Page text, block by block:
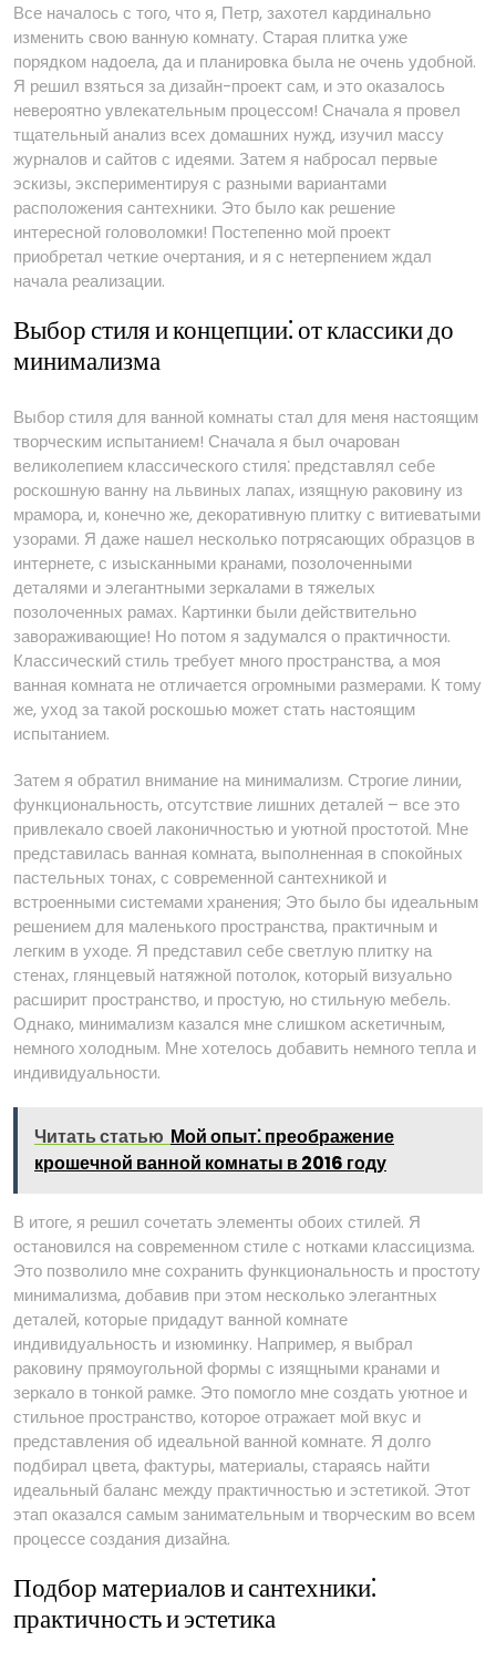
Все началось с того, что я, Петр, захотел кардинально
изменить свою ванную комнату. Старая плитка уже
порядком надоела, да и планировка была не очень удобной.
Я решил взяться за дизайн-проект сам, и это оказалось
невероятно увлекательным процессом! Сначала я провел
тщательный анализ всех домашних нужд, изучил массу
журналов и сайтов с идеями. Затем я набросал первые
эскизы, экспериментируя с разными вариантами
расположения сантехники. Это было как решение
интересной головоломки! Постепенно мой проект
приобретал четкие очертания, и я с нетерпением ждал
начала реализации.
Выбор стиля и концепции⁚ от классики до
минимализма
Выбор стиля для ванной комнаты стал для меня настоящим
творческим испытанием! Сначала я был очарован
великолепием классического стиля⁚ представлял себе
роскошную ванну на львиных лапах, изящную раковину из
мрамора, и, конечно же, декоративную плитку с витиеватыми
узорами. Я даже нашел несколько потрясающих образцов в
интернете, с изысканными кранами, позолоченными
деталями и элегантными зеркалами в тяжелых
позолоченных рамах. Картинки были действительно
завораживающие! Но потом я задумался о практичности.
Классический стиль требует много пространства, а моя
ванная комната не отличается огромными размерами. К тому
же, уход за такой роскошью может стать настоящим
испытанием.
Затем я обратил внимание на минимализм. Строгие линии,
функциональность, отсутствие лишних деталей – все это
привлекало своей лаконичностью и уютной простотой. Мне
представилась ванная комната, выполненная в спокойных
пастельных тонах, с современной сантехникой и
встроенными системами хранения; Это было бы идеальным
решением для маленького пространства, практичным и
легким в уходе. Я представил себе светлую плитку на
стенах, глянцевый натяжной потолок, который визуально
расширит пространство, и простую, но стильную мебель.
Однако, минимализм казался мне слишком аскетичным,
немного холодным. Мне хотелось добавить немного тепла и
индивидуальности.
Читать статью Мой опыт⁚ преображение
крошечной ванной комнаты в 2016 году
В итоге, я решил сочетать элементы обоих стилей. Я
остановился на современном стиле с нотками классицизма.
Это позволило мне сохранить функциональность и простоту
минимализма, добавив при этом несколько элегантных
деталей, которые придадут ванной комнате
индивидуальность и изюминку. Например, я выбрал
раковину прямоугольной формы с изящными кранами и
зеркало в тонкой рамке. Это помогло мне создать уютное и
стильное пространство, которое отражает мой вкус и
представления об идеальной ванной комнате. Я долго
подбирал цвета, фактуры, материалы, стараясь найти
идеальный баланс между практичностью и эстетикой. Этот
этап оказался самым занимательным и творческим во всем
процессе создания дизайна.
Подбор материалов и сантехники⁚
практичность и эстетика